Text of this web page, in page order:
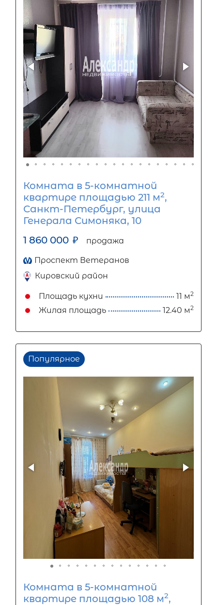
Комната в 5-комнатной
квартире площадью 211 м2,
Санкт-Петербург, улица
Генерала Симоняка, 10
1 860 000 ₽ продажа
Проспект Ветеранов
Кировский район
Площадь кухни 11 м2
Жилая площадь 12.40 м2
Популярное
Комната в 5-комнатной
квартире площадью 108 м2,